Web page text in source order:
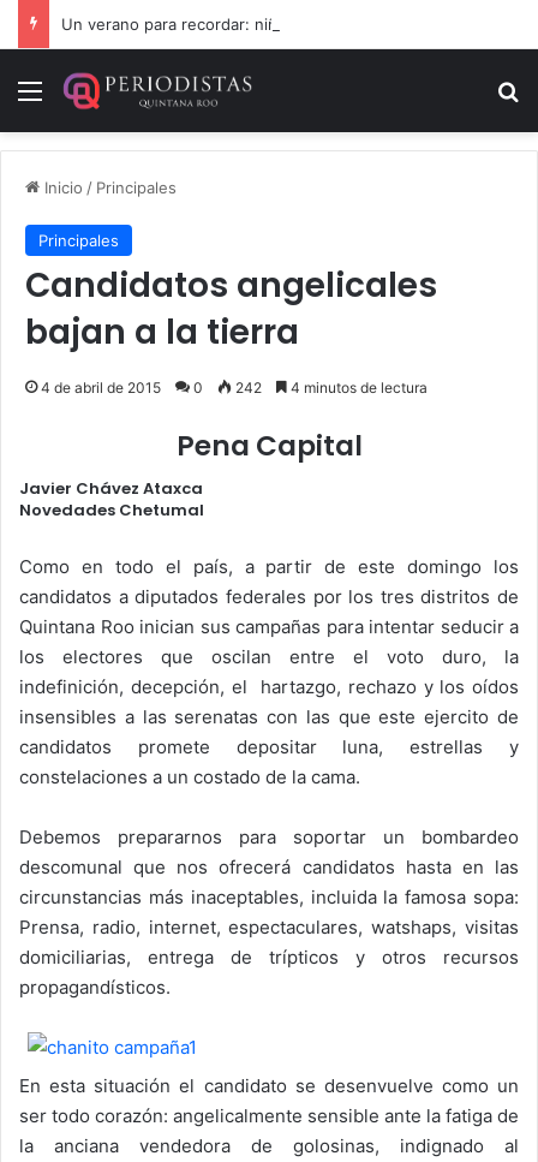
Menú
Inicio / Principales
Principales
Candidatos angelicales
bajan a la tierra
4 de abril de 2015 0 242 4 minutos de lectura
Pena Capital
Javier Chávez Ataxca
Novedades Chetumal
Como en todo el país, a partir de este domingo los
candidatos a diputados federales por los tres distritos de
Quintana Roo inician sus campañas para intentar seducir a
los electores que oscilan entre el voto duro, la
indefinición, decepción, el hartazgo, rechazo y los oídos
insensibles a las serenatas con las que este ejercito de
candidatos promete depositar luna, estrellas y
constelaciones a un costado de la cama.
Debemos prepararnos para soportar un bombardeo
descomunal que nos ofrecerá candidatos hasta en las
circunstancias más inaceptables, incluida la famosa sopa:
Prensa, radio, internet, espectaculares, watshaps, visitas
domiciliarias, entrega de trípticos y otros recursos
propagandísticos.
En esta situación el candidato se desenvuelve como un
ser todo corazón: angelicalmente sensible ante la fatiga de
la anciana vendedora de golosinas, indignado al